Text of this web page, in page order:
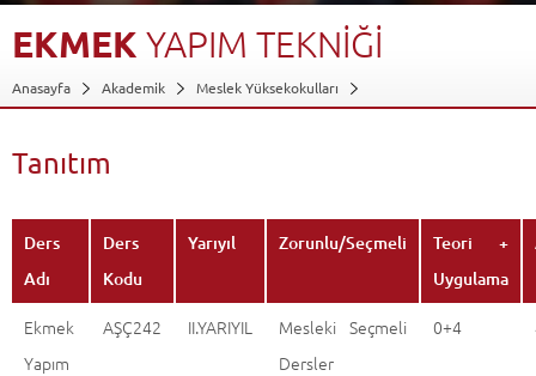
EKMEK YAPIM TEKNİĞİ
Anasayfa Akademik
Meslek Yüksekokulları
Otel, Lokanta ve İkram Hizmetleri Bölümü
Tanıtım
Ders
Adı
Ders
Kodu
Yarıyıl Zorunlu/Seçmeli
Teori +
Uygulama
Ekmek
Yapım
AŞÇ242 II.YARIYIL
Mesleki Seçmeli
Dersler
0+4